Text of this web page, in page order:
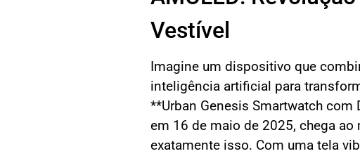
Vestível
Imagine um dispositivo que
inteligência artificial para
**Urban Genesis Smartwatch com
em 16 de maio de 2025, chega
exatamente isso. Com uma tela